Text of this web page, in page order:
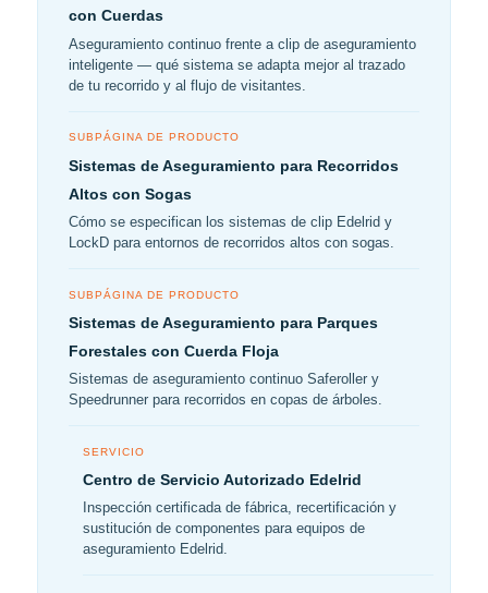
con Cuerdas
Aseguramiento continuo frente a clip de aseguramiento
inteligente — qué sistema se adapta mejor al trazado
de tu recorrido y al flujo de visitantes.
SUBPÁGINA DE PRODUCTO
Sistemas de Aseguramiento para Recorridos
Altos con Sogas
Cómo se especifican los sistemas de clip Edelrid y
LockD para entornos de recorridos altos con sogas.
SUBPÁGINA DE PRODUCTO
Sistemas de Aseguramiento para Parques
Forestales con Cuerda Floja
Sistemas de aseguramiento continuo Saferoller y
Speedrunner para recorridos en copas de árboles.
SERVICIO
Centro de Servicio Autorizado Edelrid
Inspección certificada de fábrica, recertificación y
sustitución de componentes para equipos de
aseguramiento Edelrid.